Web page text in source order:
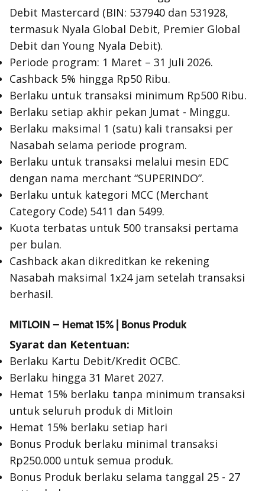
Debit Mastercard (BIN: 537940 dan 531928,
termasuk Nyala Global Debit, Premier Global
Debit dan Young Nyala Debit).
Periode program: 1 Maret – 31 Juli 2026.
Cashback 5% hingga Rp50 Ribu.
Berlaku untuk transaksi minimum Rp500 Ribu.
Berlaku setiap akhir pekan Jumat - Minggu.
Berlaku maksimal 1 (satu) kali transaksi per
Nasabah selama periode program.
Berlaku untuk transaksi melalui mesin EDC
dengan nama merchant “SUPERINDO”.
Berlaku untuk kategori MCC (Merchant
Category Code) 5411 dan 5499.
Kuota terbatas untuk 500 transaksi pertama
per bulan.
Cashback akan dikreditkan ke rekening
Nasabah maksimal 1x24 jam setelah transaksi
berhasil.
MITLOIN – Hemat 15% | Bonus Produk
Syarat dan Ketentuan:
Berlaku Kartu Debit/Kredit OCBC.
Berlaku hingga 31 Maret 2027.
Hemat 15% berlaku tanpa minimum transaksi
untuk seluruh produk di Mitloin
Hemat 15% berlaku setiap hari
Bonus Produk berlaku minimal transaksi
Rp250.000 untuk semua produk.
Bonus Produk berlaku selama tanggal 25 - 27